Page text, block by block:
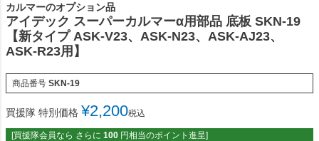
カルマーのオプション品
アイデック スーパーカルマーα用部品 底板 SKN-19
【新タイプ ASK-V23、ASK-N23、ASK-AJ23、
ASK-R23用】
商品番号 SKN-19
買援隊 特別価格 ¥2,200税込
[買援隊会員なら さらに 100 円相当のポイント進呈]